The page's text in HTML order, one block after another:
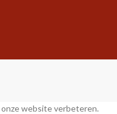
website verbeteren.